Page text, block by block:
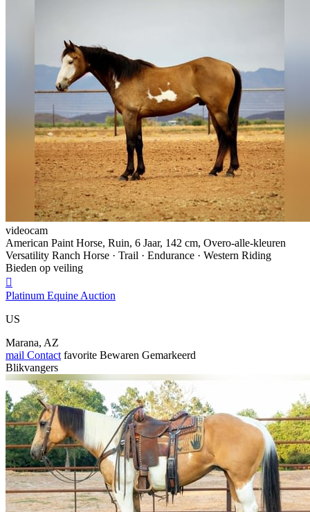
videocam
American Paint Horse, Ruin, 6 Jaar, 142 cm, Overo-alle-kleuren
Versatility Ranch Horse · Trail · Endurance · Western Riding
Bieden op veiling

Platinum Equine Auction
US
Marana, AZ
mail Contact favorite Bewaren Gemarkeerd
Blikvangers